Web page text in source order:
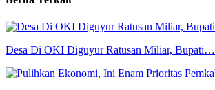
Desa Di OKI Diguyur Ratusan Miliar, Bupati…